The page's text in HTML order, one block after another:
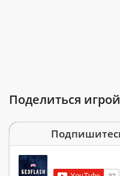
Поделиться